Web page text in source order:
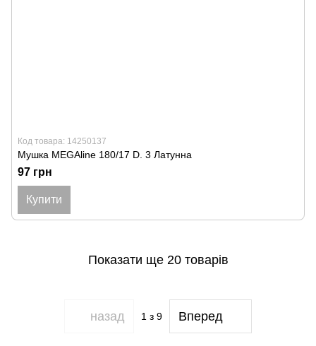
Код товара: 14250137
Мушка MEGAline 180/17 D. 3 Латунна
97 грн
Купити
Показати ще 20 товарів
назад 1 з 9 Вперед